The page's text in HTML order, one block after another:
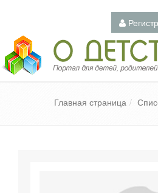
Педагогический портал «О детстве»
Главная страница